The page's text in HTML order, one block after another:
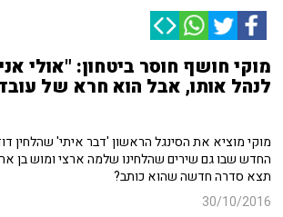
מוקי חושף חוסר ביטחון: "אולי
לנהל אותו, אבל הוא חרא של
מוקי מוציא את הסינגל הראשון 'דבר איתי' שהלחין
החדש שבו גם שירים שהלחינו שלמה ארצי ומוש בן
תצא סדרה חדשה שהוא כותב?
30/10/2016